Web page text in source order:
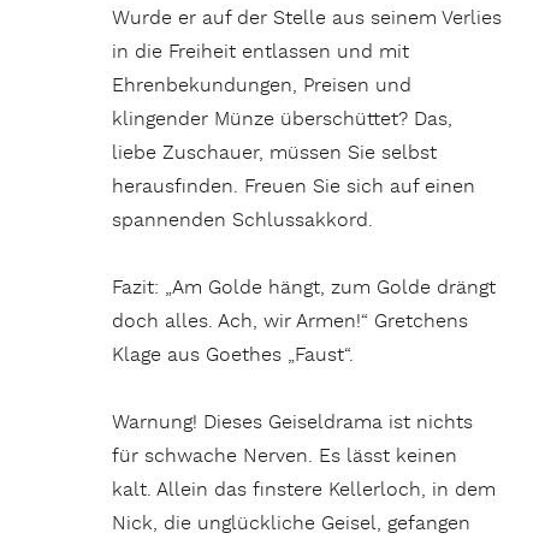
Wurde er auf der Stelle aus seinem Verlies
in die Freiheit entlassen und mit
Ehrenbekundungen, Preisen und
klingender Münze überschüttet? Das,
liebe Zuschauer, müssen Sie selbst
herausfinden. Freuen Sie sich auf einen
spannenden Schlussakkord.
Fazit: „Am Golde hängt, zum Golde drängt
doch alles. Ach, wir Armen!“ Gretchens
Klage aus Goethes „Faust“.
Warnung! Dieses Geiseldrama ist nichts
für schwache Nerven. Es lässt keinen
kalt. Allein das finstere Kellerloch, in dem
Nick, die unglückliche Geisel, gefangen